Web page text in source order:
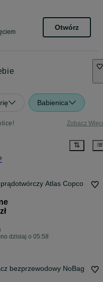
Otwórz
Babienica
Zobacz
Atlas Copco
dzisiaj o 05:58
bezprzewodowy NoBag